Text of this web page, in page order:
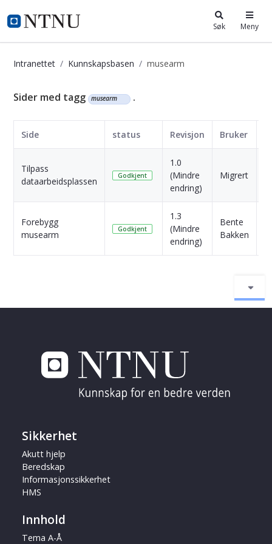
i.ntnu.no Søk Meny
Intranettet Kunnskapsbasen musearm
Kunnskapsbasen
Sider med tagg musearm .
Side status Revisjon Bruker
Tilpass
dataarbeidsplassen
Godkjent
1.0
(Mindre
endring)
Migrert
Forebygg
musearm
Godkjent
1.3
(Mindre
endring)
Bente
Bakken
Sikkerhet
Akutt hjelp
Beredskap
Informasjonssikkerhet
HMS
Innhold
Tema A-Å